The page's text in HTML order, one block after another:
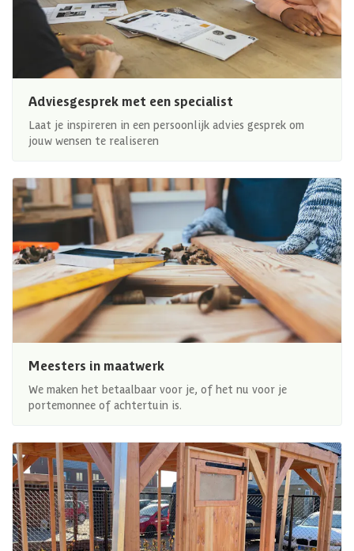
Adviesgesprek met een specialist
Laat je inspireren in een persoonlijk advies gesprek om
jouw wensen te realiseren
Meesters in maatwerk
We maken het betaalbaar voor je, of het nu voor je
portemonnee of achtertuin is.